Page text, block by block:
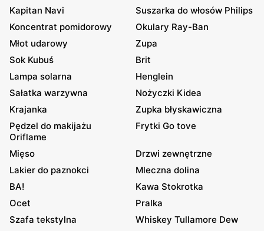
Kapitan Navi
Suszarka do włosów Philips
Koncentrat pomidorowy
Okulary Ray-Ban
Młot udarowy
Zupa
Sok Kubuś
Brit
Lampa solarna
Henglein
Sałatka warzywna
Nożyczki Kidea
Krajanka
Zupka błyskawiczna
Pędzel do makijażu
Oriflame
Frytki Go tove
Mięso
Drzwi zewnętrzne
Lakier do paznokci
Mleczna dolina
BA!
Kawa Stokrotka
Ocet
Pralka
Szafa tekstylna
Whiskey Tullamore Dew